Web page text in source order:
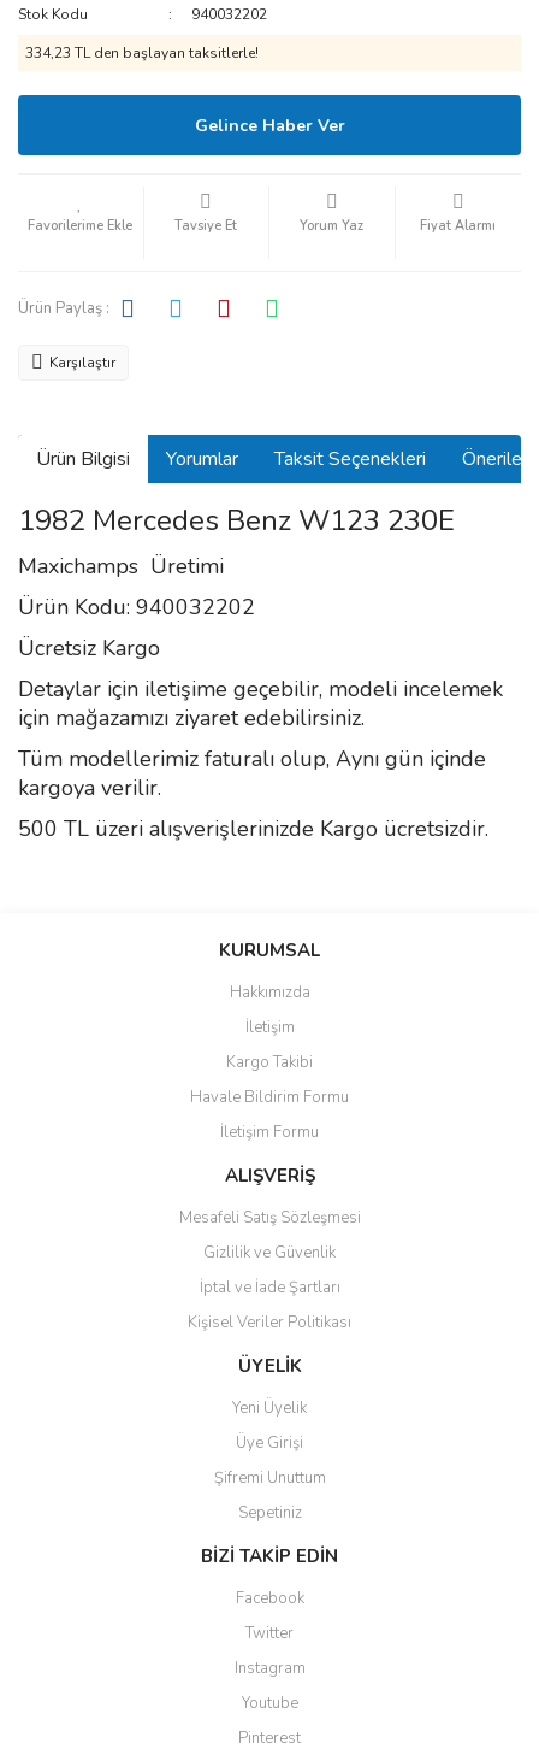
Stok Kodu
940032202
334,23 TL den başlayan taksitlerle!
Gelince Haber Ver
Tavsiye Et Yorum Yaz Fiyat Alarmı
Ürün Paylaş :
Karşılaştır
Ürün Bilgisi Yorumlar Taksit Seçenekleri
1982 Mercedes Benz W123 230E
Maxichamps Üretimi
Ürün Kodu: 940032202
Ücretsiz Kargo
Detaylar için iletişime geçebilir, modeli incelemek
için mağazamızı ziyaret edebilirsiniz.
Tüm modellerimiz faturalı olup, Aynı gün içinde
kargoya verilir.
500 TL üzeri alışverişlerinizde Kargo ücretsizdir.
Bu ürüne ilk yorumu siz yapın!
Yorum Yaz
Ürün resmi kalitesiz, bozuk veya görüntülenemiyor.
Ürün açıklamasında eksik bilgiler bulunuyor.
Ürün bilgilerinde hatalar bulunuyor.
Ürün fiyatı diğer sitelerden daha pahalı.
Bu ürüne benzer farklı alternatifler olmalı.
Gönder
KURUMSAL
Hakkımızda
İletişim
Kargo Takibi
Havale Bildirim Formu
İletişim Formu
ALIŞVERİŞ
Mesafeli Satış Sözleşmesi
Gizlilik ve Güvenlik
İptal ve İade Şartları
Kişisel Veriler Politikası
ÜYELİK
Yeni Üyelik
Üye Girişi
Şifremi Unuttum
Sepetiniz
BİZİ TAKİP EDİN
Facebook
Twitter
Instagram
Youtube
Pinterest